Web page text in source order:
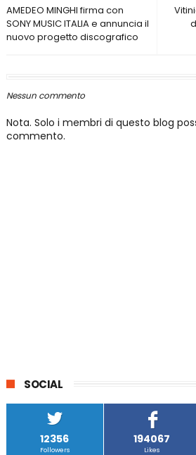
AMEDEO MINGHI firma con
SONY MUSIC ITALIA e annuncia il
nuovo progetto discografico
Nessun commento
Nota. Solo i membri di questo blog
commento.
SOCIAL
12356
Followers
194067
Likes